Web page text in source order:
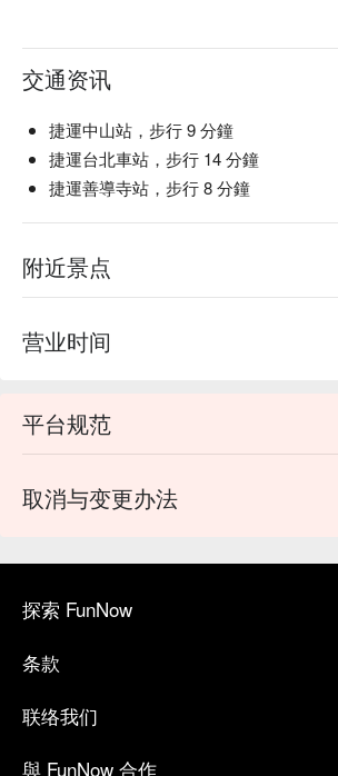
交通资讯
捷運中山站，步行 9 分鐘
捷運台北車站，步行 14 分鐘
捷運善導寺站，步行 8 分鐘
附近景点
营业时间
平台规范
取消与变更办法
探索 FunNow
条款
联络我们
與 FunNow 合作